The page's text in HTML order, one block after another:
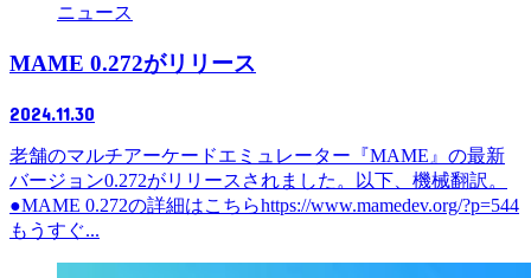
ニュース
MAME 0.272がリリース
2024.11.30
老舗のマルチアーケードエミュレーター『MAME』の最新
バージョン0.272がリリースされました。以下、機械翻訳。
●MAME 0.272の詳細はこちらhttps://www.mamedev.org/?p=544
もうすぐ...